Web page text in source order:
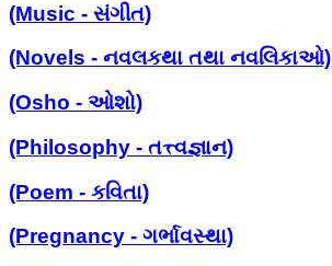
(Music - સંગીત)
(Novels - નવલકથા તથા નવલિકાઓ)
(Osho - ઓશો)
(Philosophy - તત્ત્વજ્ઞાન)
(Poem - કવિતા)
(Pregnancy - ગર્ભાવસ્થા)